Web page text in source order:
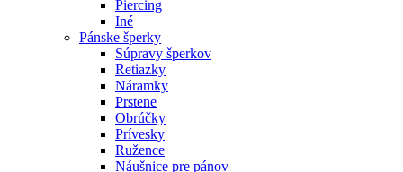
Piercing
Iné
Pánske šperky
Súpravy šperkov
Retiazky
Náramky
Prstene
Obrúčky
Prívesky
Ružence
Náušnice pre pánov